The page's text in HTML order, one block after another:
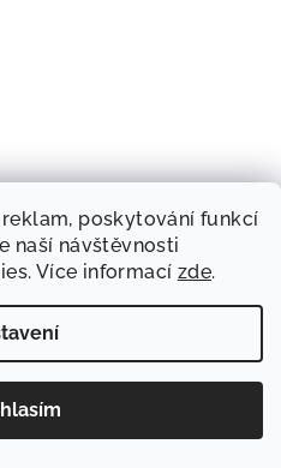
poskytování funkcí
naší návštěvnosti
Více informací zde.